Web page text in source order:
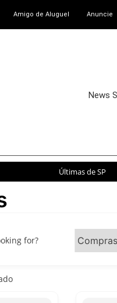
Amigo de Aluguel Anuncie
News
Últimas de SP
for?